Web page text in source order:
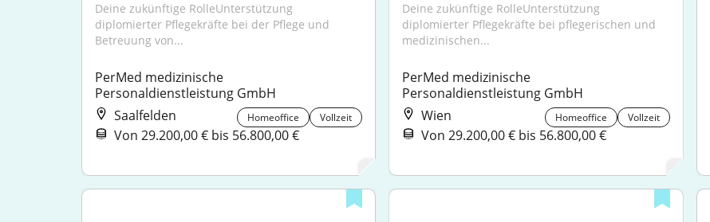
Deine zukünftige RolleUnterstützung
diplomierter Pflegekräfte bei der Pflege und
Betreuung von...
PerMed medizinische
Personaldienstleistung GmbH
Saalfelden
Homeoffice Vollzeit
Von 29.200,00 € bis 56.800,00 €
Deine zukünftige RolleUnterstützung
diplomierter Pflegekräfte bei pflegerischen und
medizinischen...
PerMed medizinische
Personaldienstleistung GmbH
Wien
Homeoffice Vollzeit
Von 29.200,00 € bis 56.800,00 €